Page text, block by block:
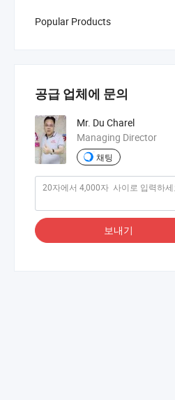
Popular Products
공급 업체에 문의
Mr. Du Charel
Managing Director
채팅
보내기